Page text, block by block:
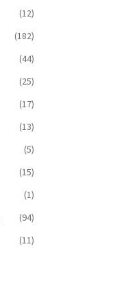
(12)
(182)
(44)
(25)
(17)
(13)
(5)
(15)
(1)
(94)
(11)